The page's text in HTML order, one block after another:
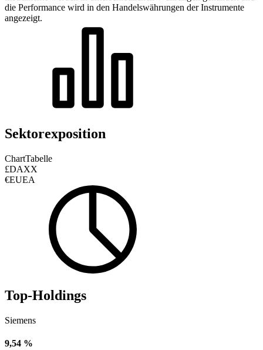
die Performance wird in den Handelswährungen der Instrumente
angezeigt.
Sektorexposition
ChartTabelle
£DAXX
€EUEA
Top-Holdings
Siemens
9,54 %